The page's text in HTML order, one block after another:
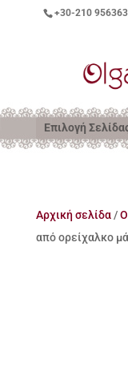
+30-210
Επιλογή
Αρχική σελίδα/
από ορείχαλκο